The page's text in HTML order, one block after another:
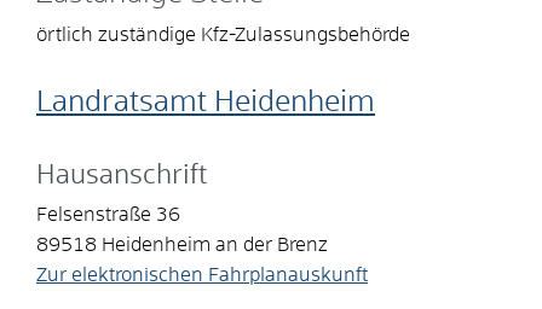
örtlich zuständige Kfz-Zulassungsbehörde
Landratsamt Heidenheim
Hausanschrift
Felsenstraße 36
89518 Heidenheim an der Brenz
Zur elektronischen Fahrplanauskunft